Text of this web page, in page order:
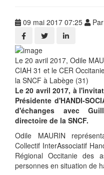
09 mai 2017 07:25 Par
Le 20 avril 2017, Odile
CIAH 31 et le CER
la SNCF à Labège (31)
Le 20 avril 2017, à
Présidente d'HANDI-
d'échanges avec
directoire de la SNCF.
Odile MAURIN
Collectif InterAssociatif
Régional Occitanie des
personnes en situation de